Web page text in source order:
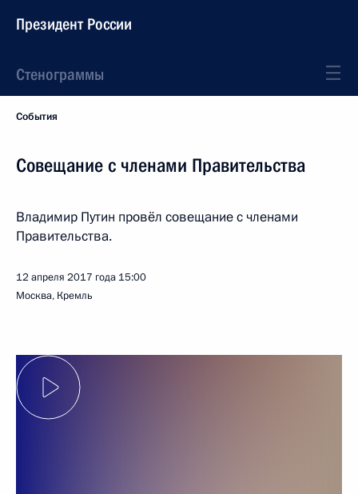
Президент России
Стенограммы
События
Совещание с членами Правительства
Владимир Путин провёл совещание с членами
Правительства.
12 апреля 2017 года 15:00
Москва, Кремль